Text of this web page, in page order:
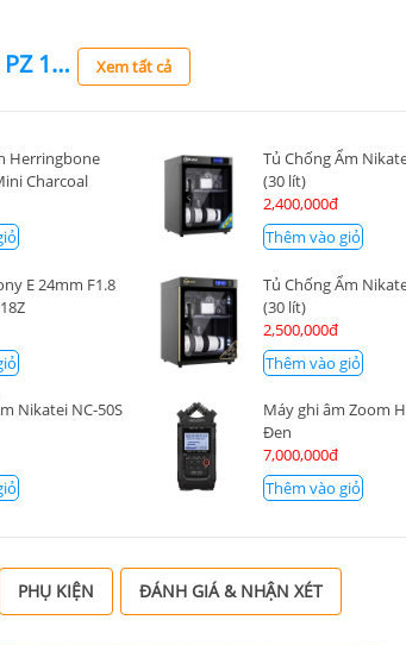
Sony Alpha A6700 Body + Sony E PZ 16-50mm F3.5-5.6 OSS II Xem tất cả
Herringbone
Charcoal
Tủ Chống Ẩm
(30 lít)
2,400,000đ
Thêm vào giỏ
E 24mm F1.8
Tủ Chống Ẩm
(30 lít)
2,500,000đ
Thêm vào giỏ
Nikatei NC-50S
Máy ghi âm Zoom
Đen
7,000,000đ
Thêm vào giỏ
PHỤ KIỆN ĐÁNH GIÁ & NHẬN XÉT